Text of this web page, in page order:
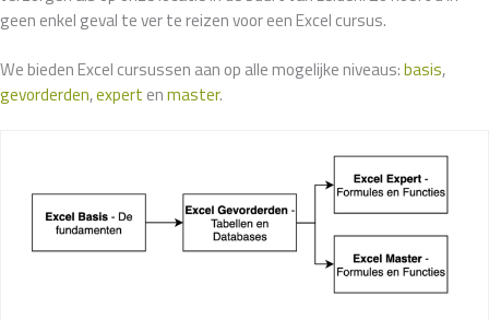
geen enkel geval te ver te reizen voor een Excel cursus.
We bieden Excel cursussen aan op alle mogelijke niveaus:basis,
gevorderden,expert enmaster.